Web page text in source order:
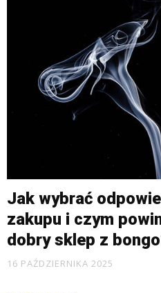
Jak wybrać
zakupu i czym
dobry sklep z
16 PAŹDZIERNIKA 2025